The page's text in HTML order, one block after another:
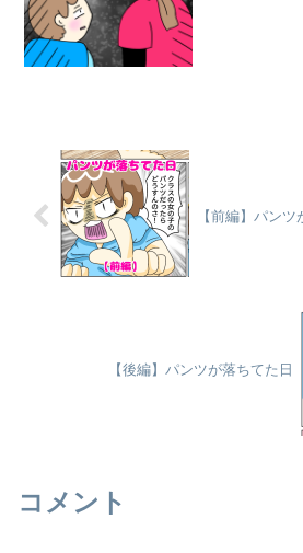
【前編】パンツ
【後編】パンツが落ちてた日
コメント